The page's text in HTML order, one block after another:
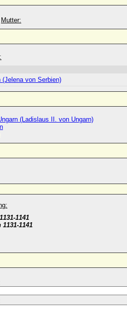
Mutter:
(Jelena von Serbien)
(Ladislaus II. von Ungarn)
1141
1141